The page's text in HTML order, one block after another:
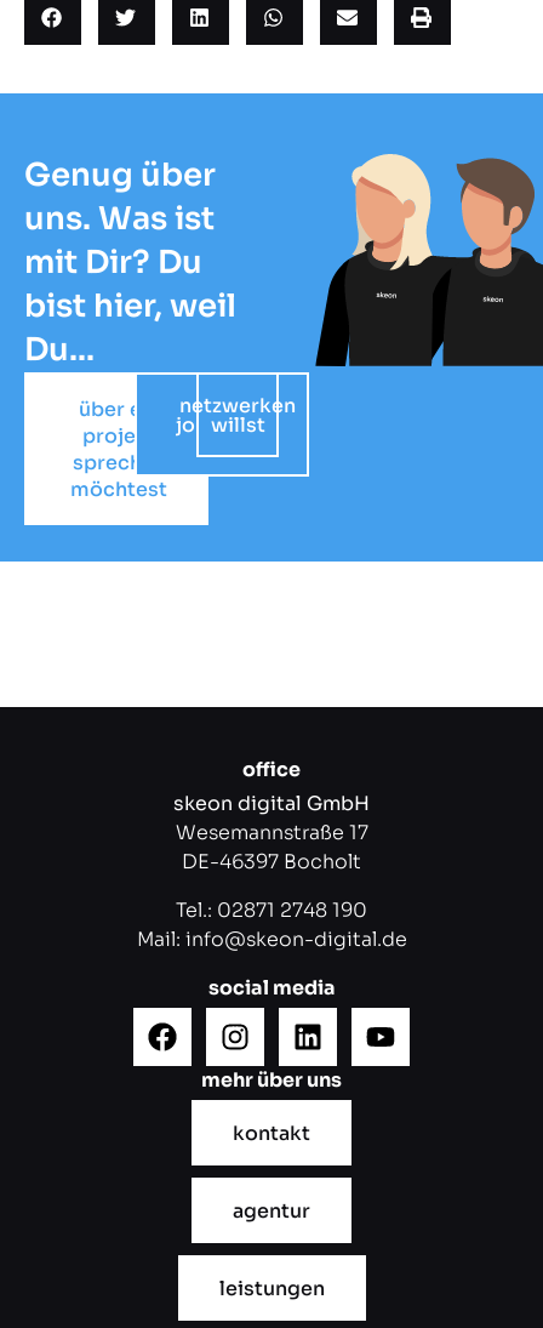
Genug über
uns. Was ist
mit Dir? Du
bist hier, weil
Du...
über ein
projekt
sprechen
möchtest
auf
jobsuche
netzwerken
willst
office
skeon digital GmbH
Wesemannstraße 17
DE-46397 Bocholt
Tel.: 02871 2748 190
Mail: info@skeon-digital.de
social media
mehr über uns
kontakt
agentur
leistungen